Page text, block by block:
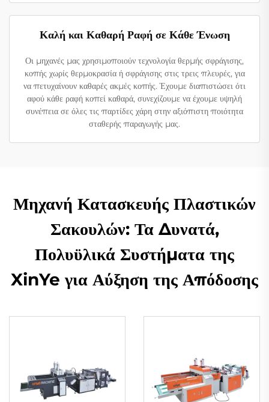
Καλή και Καθαρή Ραφή σε Κάθε Ένωση
Οι μηχανές μας χρησιμοποιούν τεχνολογία θερμής σφράγισης,
κοπής χωρίς θερμοκρασία ή σφράγισης στις τρεις πλευρές, για
να πετυχαίνουν καθαρές ακμές κοπής. Έχουμε διαπιστώσει ότι
αφού κάθε ραφή κοπεί καθαρά, συνεχίζουμε να έχουμε υψηλή
συνέπεια σε όλες τις παρτίδες χάρη στην αξιόπιστη ποιότητα
σταθερής παραγωγής μας.
Μηχανή Κατασκευής Πλαστικών
Σακουλών: Τα Δυνατά,
Πολυϋλικά Συστήματα της
XinYe για Αύξηση της Απόδοσης